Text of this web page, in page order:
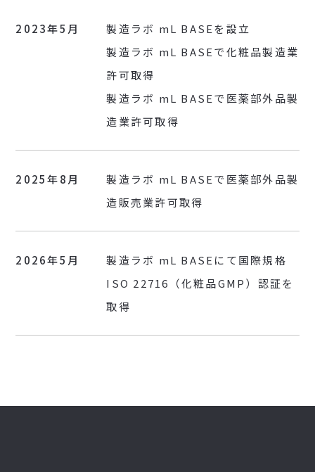
2023年5月
製造ラボ mL BASEを設立
製造ラボ mL BASEで化粧品製造業
許可取得
製造ラボ mL BASEで医薬部外品製
造業許可取得
2025年8月
製造ラボ mL BASEで医薬部外品製
造販売業許可取得
2026年5月
製造ラボ mL BASEにて国際規格
ISO 22716（化粧品GMP）認証を
取得